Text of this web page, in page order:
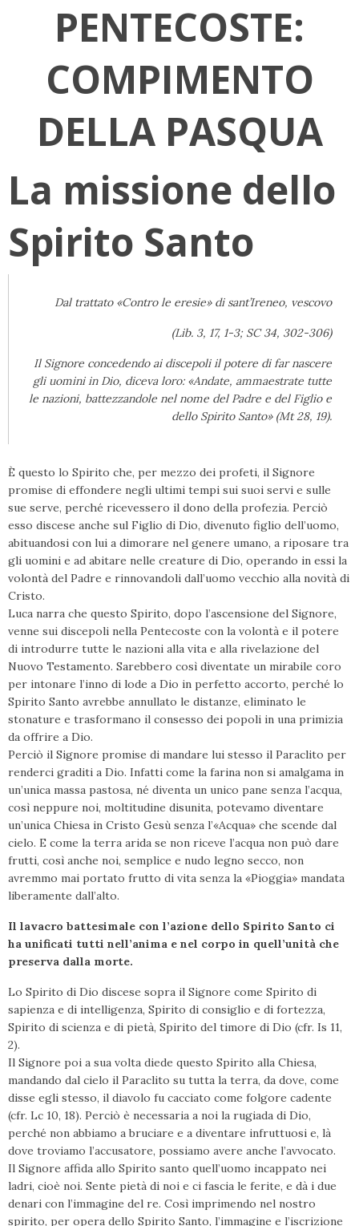
PENTECOSTE:
COMPIMENTO
DELLA PASQUA
La missione dello
Spirito Santo
Dal trattato «Contro le eresie» di sant’Ireneo, vescovo
(Lib. 3, 17, 1-3; SC 34, 302-306)
Il Signore concedendo ai discepoli il potere di far nascere
gli uomini in Dio, diceva loro: «Andate, ammaestrate tutte
le nazioni, battezzandole nel nome del Padre e del Figlio e
dello Spirito Santo» (Mt 28, 19).
È questo lo Spirito che, per mezzo dei profeti, il Signore
promise di effondere negli ultimi tempi sui suoi servi e sulle
sue serve, perché ricevessero il dono della profezia. Perciò
esso discese anche sul Figlio di Dio, divenuto figlio dell’uomo,
abituandosi con lui a dimorare nel genere umano, a riposare tra
gli uomini e ad abitare nelle creature di Dio, operando in essi la
volontà del Padre e rinnovandoli dall’uomo vecchio alla novità di
Cristo.
Luca narra che questo Spirito, dopo l’ascensione del Signore,
venne sui discepoli nella Pentecoste con la volontà e il potere
di introdurre tutte le nazioni alla vita e alla rivelazione del
Nuovo Testamento. Sarebbero così diventate un mirabile coro
per intonare l’inno di lode a Dio in perfetto accorto, perché lo
Spirito Santo avrebbe annullato le distanze, eliminato le
stonature e trasformano il consesso dei popoli in una primizia
da offrire a Dio.
Perciò il Signore promise di mandare lui stesso il Paraclito per
renderci graditi a Dio. Infatti come la farina non si amalgama in
un’unica massa pastosa, né diventa un unico pane senza l’acqua,
così neppure noi, moltitudine disunita, potevamo diventare
un’unica Chiesa in Cristo Gesù senza l’«Acqua» che scende dal
cielo. E come la terra arida se non riceve l’acqua non può dare
frutti, così anche noi, semplice e nudo legno secco, non
avremmo mai portato frutto di vita senza la «Pioggia» mandata
liberamente dall’alto.
Il lavacro battesimale con l’azione dello Spirito Santo ci
ha unificati tutti nell’anima e nel corpo in quell’unità che
preserva dalla morte.
Lo Spirito di Dio discese sopra il Signore come Spirito di
sapienza e di intelligenza, Spirito di consiglio e di fortezza,
Spirito di scienza e di pietà, Spirito del timore di Dio (cfr. Is 11,
2).
Il Signore poi a sua volta diede questo Spirito alla Chiesa,
mandando dal cielo il Paraclito su tutta la terra, da dove, come
disse egli stesso, il diavolo fu cacciato come folgore cadente
(cfr. Lc 10, 18). Perciò è necessaria a noi la rugiada di Dio,
perché non abbiamo a bruciare e a diventare infruttuosi e, là
dove troviamo l’accusatore, possiamo avere anche l’avvocato.
Il Signore affida allo Spirito santo quell’uomo incappato nei
ladri, cioè noi. Sente pietà di noi e ci fascia le ferite, e dà i due
denari con l’immagine del re. Così imprimendo nel nostro
spirito, per opera dello Spirito Santo, l’immagine e l’iscrizione